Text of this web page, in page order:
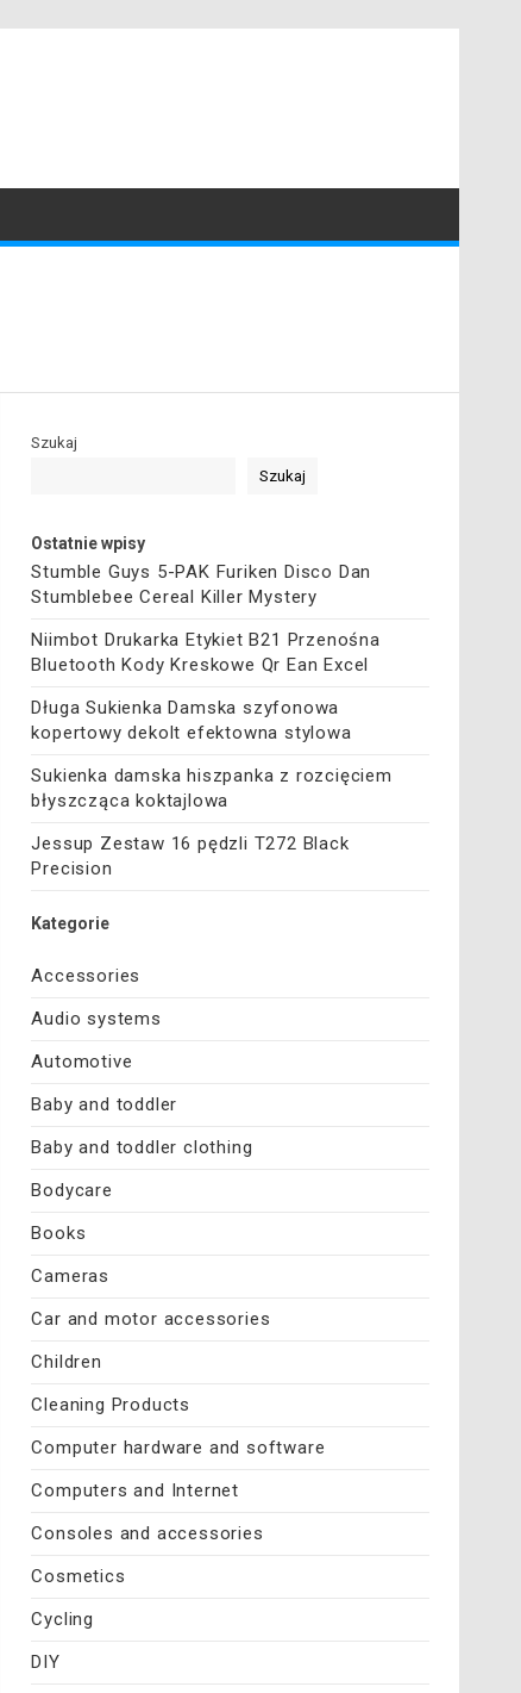
Szukaj
Szukaj
Ostatnie wpisy
Stumble Guys 5-PAK Furiken Disco Dan
Stumblebee Cereal Killer Mystery
Niimbot Drukarka Etykiet B21 Przenośna
Bluetooth Kody Kreskowe Qr Ean Excel
Długa Sukienka Damska szyfonowa
kopertowy dekolt efektowna stylowa
Sukienka damska hiszpanka z rozcięciem
błyszcząca koktajlowa
Jessup Zestaw 16 pędzli T272 Black
Precision
Kategorie
Accessories
Audio systems
Automotive
Baby and toddler
Baby and toddler clothing
Bodycare
Books
Cameras
Car and motor accessories
Children
Cleaning Products
Computer hardware and software
Computers and Internet
Consoles and accessories
Cosmetics
Cycling
DIY